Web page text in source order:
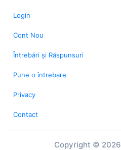
Login
Cont Nou
Întrebări și Răspunsuri
Pune o întrebare
Privacy
Contact
Copyright © 2026